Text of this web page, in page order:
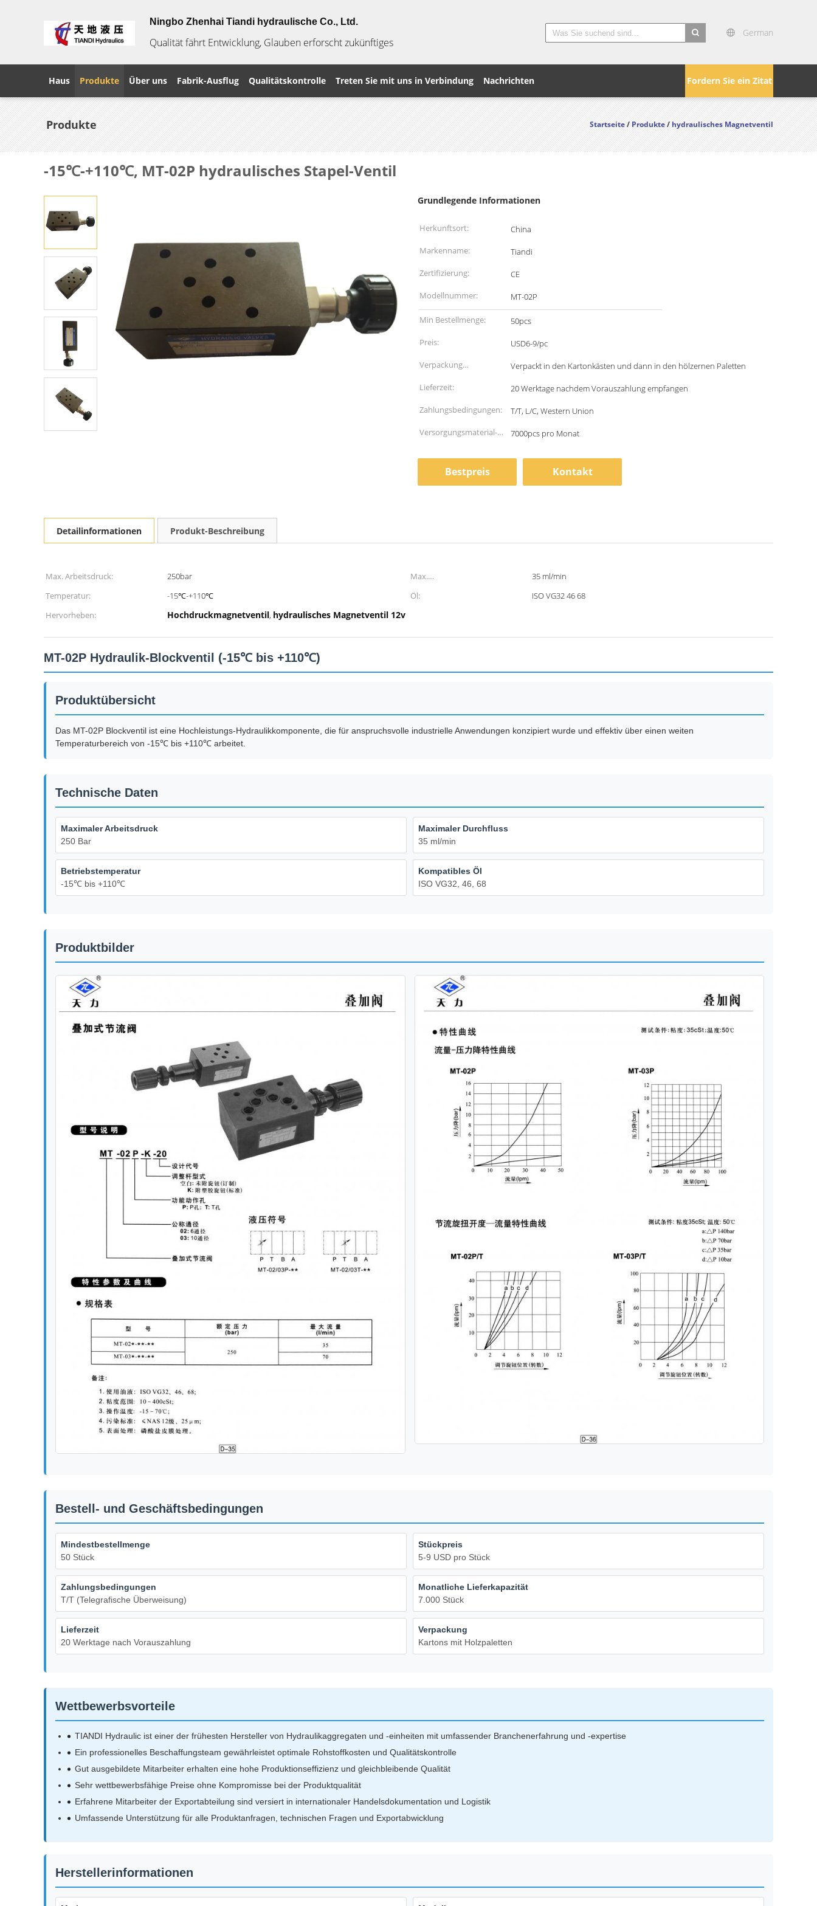
Ningbo Zhenhai Tiandi hydraulische Co., Ltd.
Qualität fährt Entwicklung, Glauben erforscht zukünftiges
German
Fordern Sie ein Zitat
Haus Produkte Über uns Fabrik-Ausflug Qualitätskontrolle Treten Sie mit uns in Verbindung Nachrichten
Produkte Startseite/Produkte/hydraulisches Magnetventil
-15℃-+110℃, MT-02P hydraulisches Stapel-Ventil
Grundlegende Informationen
Herkunftsort:
China
Markenname:
Tiandi
Zertifizierung:
CE
Modellnummer:
MT-02P
Min Bestellmenge:
50pcs
Preis:
USD6-9/pc
Verpackung
Informationen:
Verpackt in den Kartonkästen und dann in den hölzernen Paletten
Lieferzeit:
20 Werktage nachdem Vorauszahlung empfangen
Zahlungsbedingungen:
T/T, L/C, Western Union
Versorgungsmaterial-
7000pcs pro Monat
Bestpreis Kontakt
Detailinformationen Produkt-Beschreibung
Max. Arbeitsdruck: 250bar
Max.
Strömungsgeschwindigkeit:
35 ml/min
Temperatur:
-15℃-+110℃ Öl:
ISO VG32 46 68
Hervorheben:
Hochdruckmagnetventil, hydraulisches Magnetventil 12v
MT-02P Hydraulik-Blockventil (-15℃ bis +110℃)
Produktübersicht
Das MT-02P Blockventil ist eine Hochleistungs-Hydraulikkomponente, die für anspruchsvolle industrielle Anwendungen konzipiert wurde und effektiv über einen weiten
Temperaturbereich von -15℃ bis +110℃ arbeitet.
Technische Daten
Maximaler Arbeitsdruck
250 Bar
Maximaler Durchfluss
35 ml/min
Betriebstemperatur
-15℃ bis +110℃
Kompatibles Öl
ISO VG32, 46, 68
Produktbilder
Bestell- und Geschäftsbedingungen
Mindestbestellmenge
50 Stück
Stückpreis
5-9 USD pro Stück
Zahlungsbedingungen
T/T (Telegrafische Überweisung)
Monatliche Lieferkapazität
7.000 Stück
Lieferzeit
20 Werktage nach Vorauszahlung
Verpackung
Kartons mit Holzpaletten
Wettbewerbsvorteile
TIANDI Hydraulic ist einer der frühesten Hersteller von Hydraulikaggregaten und -einheiten mit umfassender Branchenerfahrung und -expertise
Ein professionelles Beschaffungsteam gewährleistet optimale Rohstoffkosten und Qualitätskontrolle
Gut ausgebildete Mitarbeiter erhalten eine hohe Produktionseffizienz und gleichbleibende Qualität
Sehr wettbewerbsfähige Preise ohne Kompromisse bei der Produktqualität
Erfahrene Mitarbeiter der Exportabteilung sind versiert in internationaler Handelsdokumentation und Logistik
Umfassende Unterstützung für alle Produktanfragen, technischen Fragen und Exportabwicklung
Herstellerinformationen